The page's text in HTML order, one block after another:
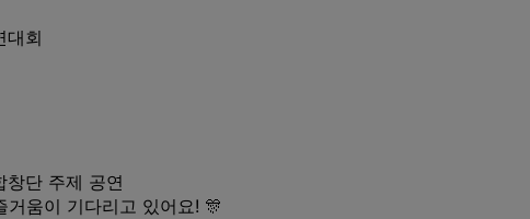
대회
단 주제 공연
움이 기다리고 있어요! 🎊